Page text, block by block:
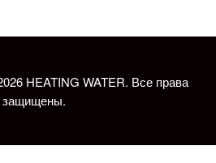
HEATING WATER. Все права
защищены.